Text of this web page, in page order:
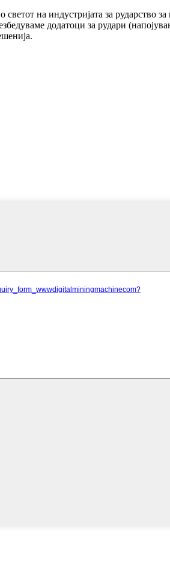
на индустријата за рударство
додатоци за рудари